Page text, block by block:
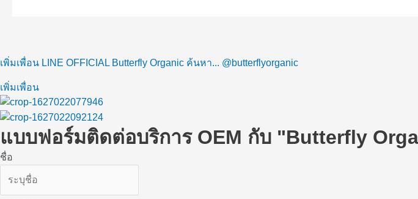
เพิ่มเพื่อน LINE OFFICIAL Butterfly Organic ค้นหา... @butterflyorganic
เพิ่มเพื่อน
แบบฟอร์มติดต่อบริการ OEM กับ "Butterfly
ชื่อ